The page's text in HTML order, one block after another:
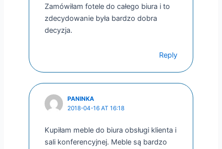
Zamówiłam fotele do całego biura i to
zdecydowanie była bardzo dobra
decyzja.
Reply
PANINKA
2018-04-16 AT 16:18
Kupiłam meble do biura obsługi klienta i
sali konferencyjnej. Meble są bardzo